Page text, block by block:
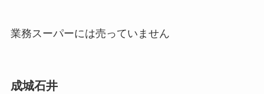
業務スーパーには売っていません
成城石井